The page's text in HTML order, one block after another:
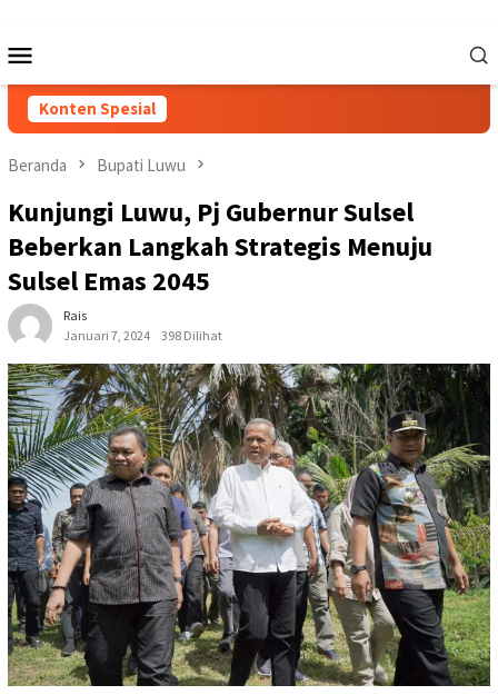
konten
Mobile
Konten Spesial
Beranda Bupati Luwu
Kunjungi Luwu, Pj Gubernur Sulsel
Beberkan Langkah Strategis Menuju
Sulsel Emas 2045
Rais
Januari 7, 2024
398 Dilihat